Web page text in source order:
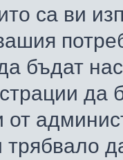
са ви
бъдат
да
от
трябвало